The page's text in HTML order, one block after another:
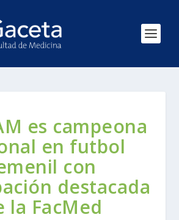
es campeona
en futbol
con
destacada
la FacMed